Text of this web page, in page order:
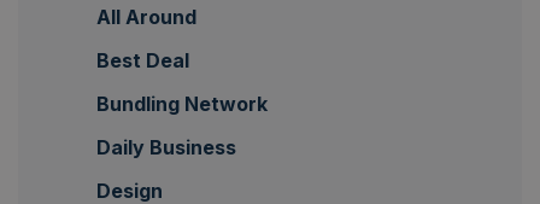
All Around
Best Deal
Bundling Network
Daily Business
Design